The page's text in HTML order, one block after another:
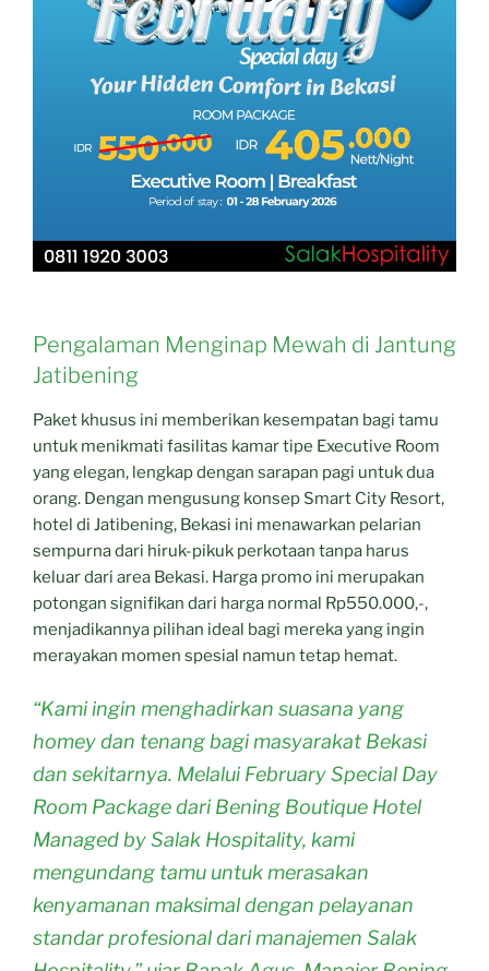
Pengalaman Menginap Mewah di Jantung
Jatibening
Paket khusus ini memberikan kesempatan bagi tamu
untuk menikmati fasilitas kamar tipe Executive Room
yang elegan, lengkap dengan sarapan pagi untuk dua
orang. Dengan mengusung konsep Smart City Resort,
hotel di Jatibening, Bekasi ini menawarkan pelarian
sempurna dari hiruk-pikuk perkotaan tanpa harus
keluar dari area Bekasi. Harga promo ini merupakan
potongan signifikan dari harga normal Rp550.000,-,
menjadikannya pilihan ideal bagi mereka yang ingin
merayakan momen spesial namun tetap hemat.
“Kami ingin menghadirkan suasana yang
homey dan tenang bagi masyarakat Bekasi
dan sekitarnya. Melalui February Special Day
Room Package dari Bening Boutique Hotel
Managed by Salak Hospitality, kami
mengundang tamu untuk merasakan
kenyamanan maksimal dengan pelayanan
standar profesional dari manajemen Salak